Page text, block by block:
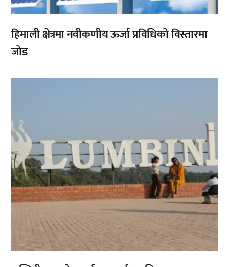
हिमाली क्षेत्रमा नवीकणीय ऊर्जा प्रविधिको विस्तारमा
जोड